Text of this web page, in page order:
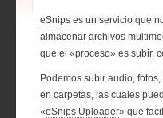
eSnips es un servicio que
almacenar archivos
que el «proceso» es subir,
Podemos subir audio,
en carpetas, las cuales
«eSnips Uploader» que